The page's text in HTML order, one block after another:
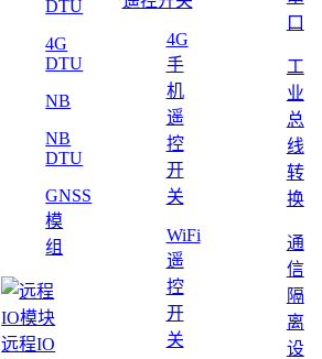
DTU
4G
DTU
NB
NB
DTU
GNSS
模
组
远程IO
4G
手
机
遥
控
开
关
WiFi
遥
控
开
关
口
工
业
总
线
转
换
通
信
隔
离
设